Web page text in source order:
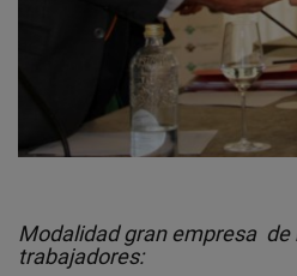
Modalidad gran empresa de
trabajadores: